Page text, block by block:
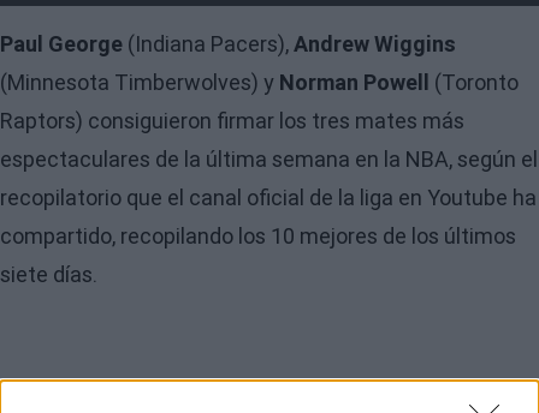
Paul George (Indiana Pacers),Andrew Wiggins
(Minnesota Timberwolves) y Norman Powell (Toronto
Raptors) consiguieron firmar los tres mates más
espectaculares de la última semana en la NBA, según el
recopilatorio que el canal oficial de la liga en Youtube ha
compartido, recopilando los 10 mejores de los últimos
siete días.